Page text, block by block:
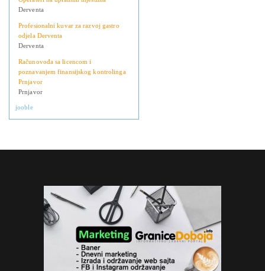
Derventa
Profesionalni kuvar za razvoj gastro
odjela Derventa
Derventa
Računovođa sa licencom i
poznavanjem finansijskog kontrolinga
Prnjavor
Prnjavor
jooble